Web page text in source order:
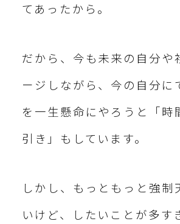
てあったから。
だから、今も未来の自分や
ージしながら、今の自分に
を一生懸命にやろうと「時
引き」もしています。
しかし、もっともっと強制
いけど、したいことが多す